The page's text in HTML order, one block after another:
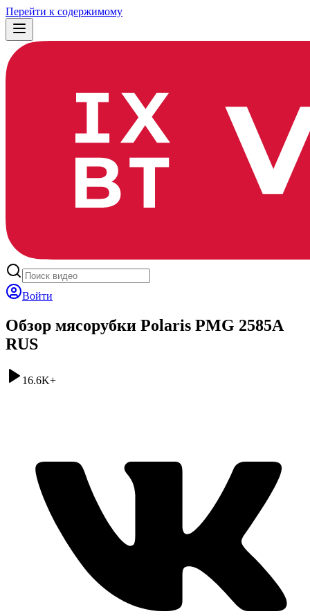
Перейти к содержимому
Войти
Обзор мясорубки Polaris PMG 2585A
RUS
16.6K+